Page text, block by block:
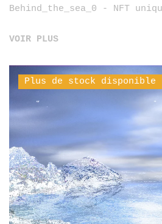
Behind_the_sea_0 - NFT
VOIR PLUS
Plus de stock disponible